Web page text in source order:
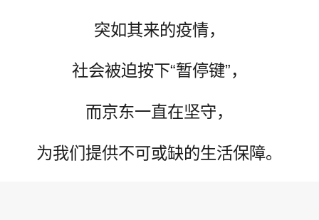
突如其来的疫情，
社会被迫按下“暂停键”，
而京东一直在坚守，
为我们提供不可或缺的生活保障。